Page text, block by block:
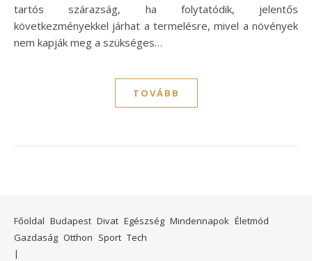
tartós szárazság, ha folytatódik, jelentős
következményekkel járhat a termelésre, mivel a növények
nem kapják meg a szükséges…
TOVÁBB
Főoldal Budapest Divat Egészség Mindennapok Életmód
Gazdaság Otthon Sport Tech